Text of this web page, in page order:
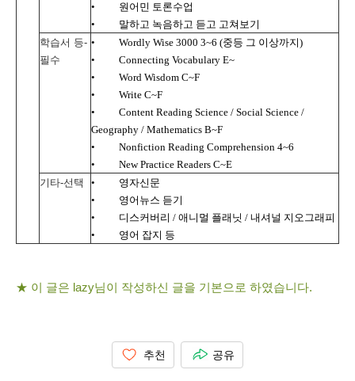
•
원어민 토론수업
•
말하고 녹음하고 듣고 고쳐보기
학습서 등-
필수
• Wordly Wise 3000 3~6 (중등 그 이상까지)
•
Connecting Vocabulary E~
•
Word Wisdom C~F
•
Write C~F
•
Content Reading Science / Social Science /
Geography / Mathematics B~F
•
Nonfiction Reading Comprehension 4~6
•
New Practice Readers C~E
기타-선택 •
영자신문
•
영어뉴스 듣기
•
디스커버리 / 애니멀 플래닛 / 내셔널 지오그래피
•
영어 잡지 등
★ 이 글은 lazy님이 작성하신 글을 기본으로 하였습니다.
추천 공유